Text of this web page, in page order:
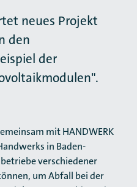
neues Projekt
den
der
mit HANDWERK
in Baden-
verschiedener
um Abfall bei der